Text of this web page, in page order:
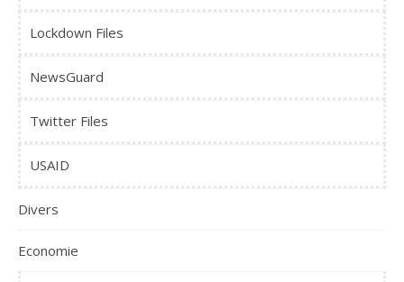
Lockdown Files
NewsGuard
Twitter Files
USAID
Divers
Economie